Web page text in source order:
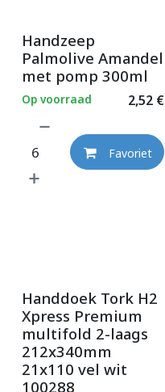
Handzeep
Palmolive Amandel
met pomp 300ml
2,52€
Op voorraad
Favoriet
Handdoek Tork H2
Xpress Premium
multifold 2-laags
212x340mm
21x110 vel wit
100288